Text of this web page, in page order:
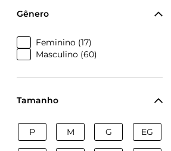
Gênero
Feminino (17)
Masculino (60)
Tamanho
P M G EG